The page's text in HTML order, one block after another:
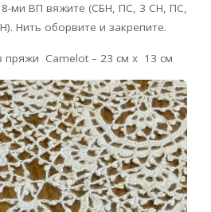
ми ВП вяжите (СБН, ПС, 3 СН, ПС,
Нить оборвите и закрепите.
пряжи Camelot – 23 см х 13 см